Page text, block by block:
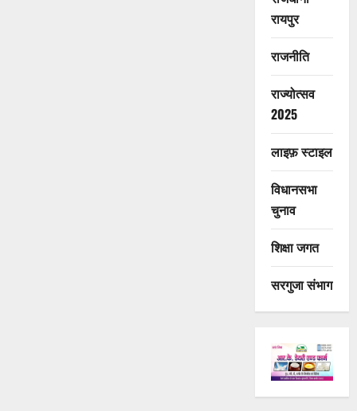
रायपुर
राजनीति
राज्योत्सव
2025
लाइफ़ स्टाइल
विधानसभा
चुनाव
शिक्षा जगत
सरगुजा संभाग